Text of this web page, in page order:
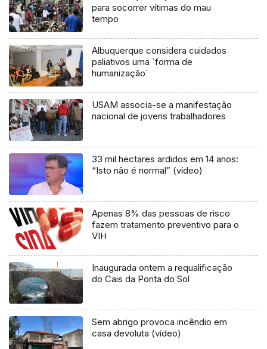
para socorrer vítimas do mau
tempo
Albuquerque considera cuidados
paliativos uma `forma de
humanização`
USAM associa-se a manifestação
nacional de jovens trabalhadores
33 mil hectares ardidos em 14 anos:
“Isto não é normal” (vídeo)
Apenas 8% das pessoas de risco
fazem tratamento preventivo para o
VIH
Inaugurada ontem a requalificação
do Cais da Ponta do Sol
Sem abrigo provoca incêndio em
casa devoluta (vídeo)